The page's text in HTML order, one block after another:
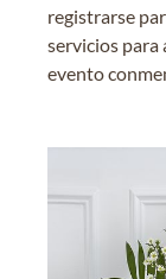
registrarse
servicios para
evento